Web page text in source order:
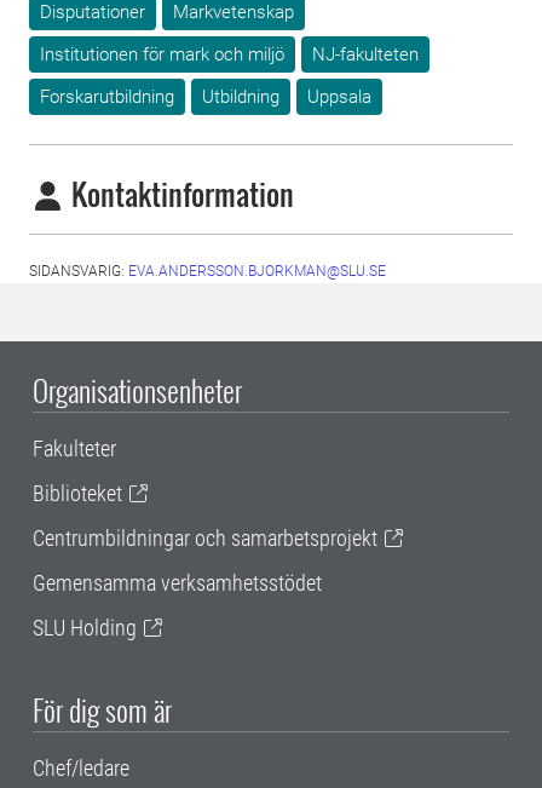
Disputationer
Markvetenskap
Institutionen för mark och miljö
NJ-fakulteten
Forskarutbildning
Utbildning Uppsala
Kontaktinformation
SIDANSVARIG: EVA.ANDERSSON.BJORKMAN@SLU.SE
Organisationsenheter
Fakulteter
Biblioteket
Centrumbildningar och samarbetsprojekt
Gemensamma verksamhetsstödet
SLU Holding
För dig som är
Chef/ledare